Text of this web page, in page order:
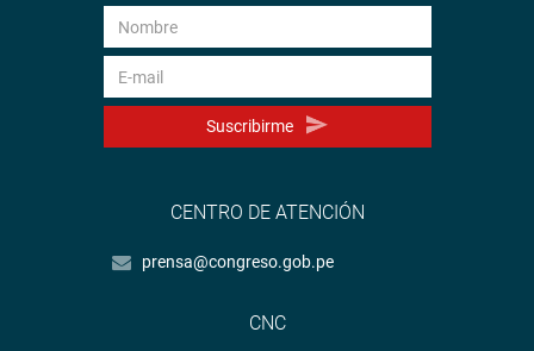
Suscribirme
CENTRO DE ATENCIÓN
prensa@congreso.gob.pe
CNC